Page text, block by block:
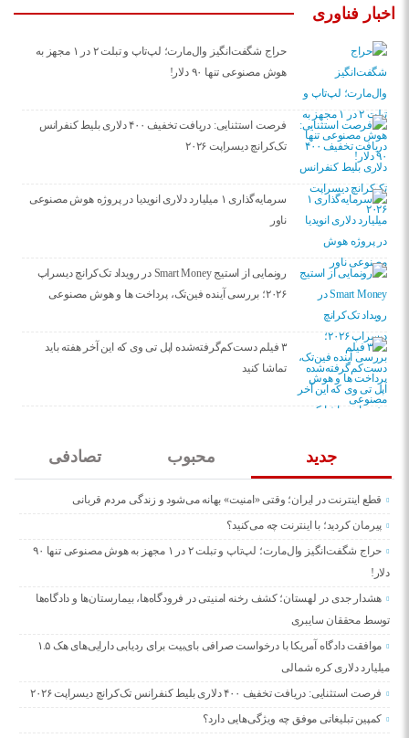
اخبار فناوری
حراج شگفت‌انگیز وال‌مارت؛ لپ‌تاپ و تبلت ۲ در ۱ مجهز به
هوش مصنوعی تنها ۹۰ دلار!
فرصت استثنایی: دریافت تخفیف ۴۰۰ دلاری بلیط کنفرانس
تک‌کرانچ دیسراپت ۲۰۲۶
سرمایه‌گذاری ۱ میلیارد دلاری انویدیا در پروژه هوش مصنوعی
ناور
رونمایی از استیج Smart Money در رویداد تک‌کرانچ دیسراپ
۲۰۲۶؛ بررسی آینده فین‌تک، پرداخت‌ ها و هوش مصنوعی
۳ فیلم دست‌کم‌گرفته‌شده اپل تی وی که این آخر هفته باید
تماشا کنید
جدید محبوب تصادفی
قطع اینترنت در ایران؛ وقتی «امنیت» بهانه می‌شود و زندگی مردم قربانی
پیرمان کردید؛ با اینترنت چه می‌کنید؟
حراج شگفت‌انگیز وال‌مارت؛ لپ‌تاپ و تبلت ۲ در ۱ مجهز به هوش مصنوعی تنها ۹۰
دلار!
هشدار جدی در لهستان؛ کشف رخنه امنیتی در فرودگاه‌ها، بیمارستان‌ها و دادگاه‌ها
توسط محققان سایبری
موافقت دادگاه آمریکا با درخواست صرافی بای‌بیت برای ردیابی دارایی‌های هک ۱.۵
میلیارد دلاری کره شمالی
فرصت استثنایی: دریافت تخفیف ۴۰۰ دلاری بلیط کنفرانس تک‌کرانچ دیسراپت ۲۰۲۶
کمپین تبلیغاتی موفق چه ویژگی‌هایی دارد؟